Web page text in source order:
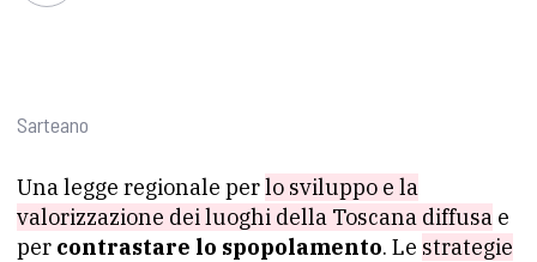
Sarteano
Una legge regionale perlo sviluppo e la
valorizzazione dei luoghi della Toscana diffusa e
per contrastare lo spopolamento. Le strategie